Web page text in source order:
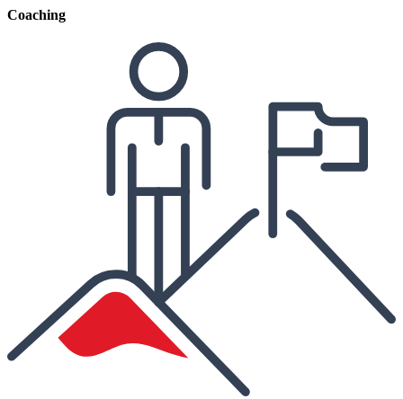
Coaching